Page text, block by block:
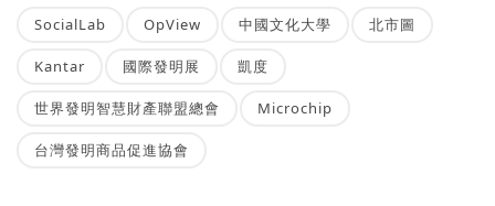
SocialLab OpView 中國文化大學 北市圖
Kantar 國際發明展 凱度
世界發明智慧財產聯盟總會 Microchip
台灣發明商品促進協會